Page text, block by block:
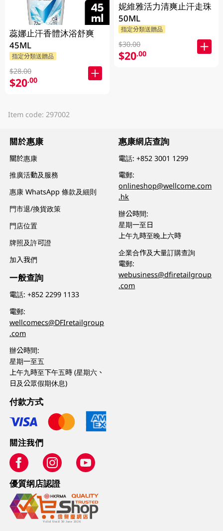
蕊娜止汗香體沐浴舒爽
45ML
指定分類送贈品
$28.00
$20.00
妮維雅活力清爽止汗走珠
50ML
指定分類送贈品
$30.00
$20.00
Item code: 297002
關於惠康
關於惠康
推廣活動及服務
惠康 WhatsApp 條款及細則
門市退/換貨政策
門店位置
牌照及許可證
加入我們
一般查詢
電話:+852 2299 1133
電郵:
wellcomecs@DFIretailgroup
.com
辦公時間:
星期一至五
上午九時至下午五時 (星期六、
日及公眾假期休息)
惠康網店查詢
電話:+852 3001 1299
電郵:
onlineshop@wellcome.com
.hk
辦公時間:
星期一至日
上午九時至晚上六時
企業合作及大量訂購查詢
電郵:
webusiness@dfiretailgroup
.com
付款方式
關注我們
優質纲店認證